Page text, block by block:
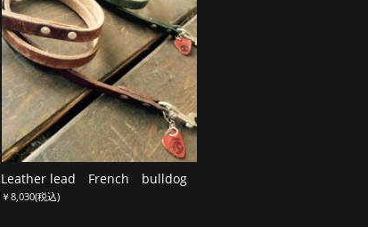
Leather lead French bulldog
￥8,030(税込)